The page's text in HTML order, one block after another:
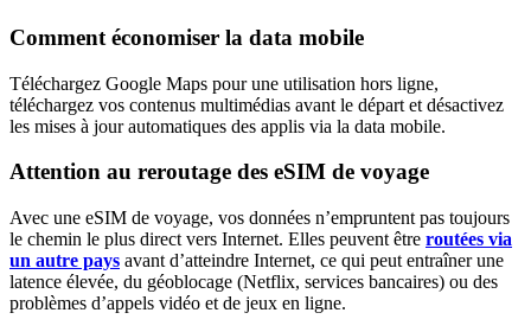
Comment économiser la data mobile
Téléchargez Google Maps pour une utilisation hors ligne,
téléchargez vos contenus multimédias avant le départ et désactivez
les mises à jour automatiques des applis via la data mobile.
Attention au reroutage des eSIM de voyage
Avec une eSIM de voyage, vos données n’empruntent pas toujours
le chemin le plus direct vers Internet. Elles peuvent être routées via
un autre pays avant d’atteindre Internet, ce qui peut entraîner une
latence élevée, du géoblocage (Netflix, services bancaires) ou des
problèmes d’appels vidéo et de jeux en ligne.